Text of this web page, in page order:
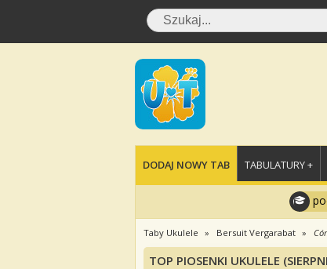
DODAJ NOWY TAB TABULATURY +
Taby Ukulele Bersuit Vergarabat
TOP PIOSENKI UKULELE